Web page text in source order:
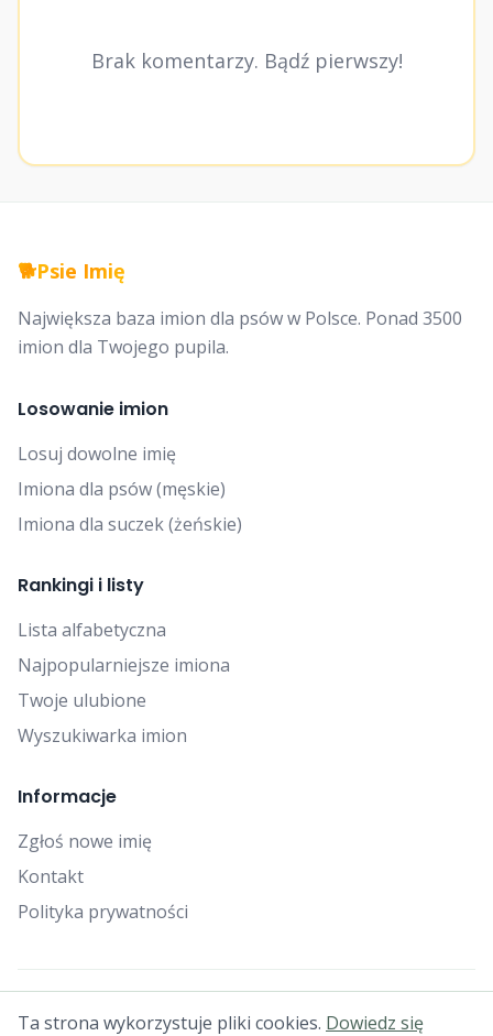
Brak komentarzy. Bądź pierwszy!
🐕Psie Imię
Największa baza imion dla psów w Polsce. Ponad 3500
imion dla Twojego pupila.
Losowanie imion
Losuj dowolne imię
Imiona dla psów (męskie)
Imiona dla suczek (żeńskie)
Rankingi i listy
Lista alfabetyczna
Najpopularniejsze imiona
Twoje ulubione
Wyszukiwarka imion
Informacje
Zgłoś nowe imię
Kontakt
Polityka prywatności
© 2025 Falcon Bytes. Wszelkie prawa zastrzeżone.
Ta strona wykorzystuje pliki cookies. Dowiedz się